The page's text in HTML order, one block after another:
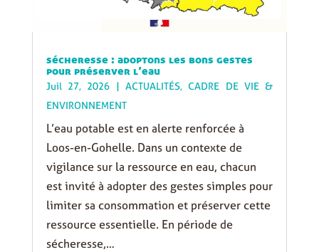
sécheresse : adoptons les bons gestes
pour préserver l’eau
Juil 27, 2026 |ACTUALITÉS,CADRE DE VIE &
ENVIRONNEMENT
L’eau potable est en alerte renforcée à
Loos-en-Gohelle. Dans un contexte de
vigilance sur la ressource en eau, chacun
est invité à adopter des gestes simples pour
limiter sa consommation et préserver cette
ressource essentielle. En période de
sécheresse,…